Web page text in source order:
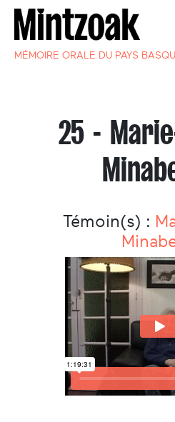
MÉMOIRE ORALE DU PAYS
25 -
Témoin(s) :